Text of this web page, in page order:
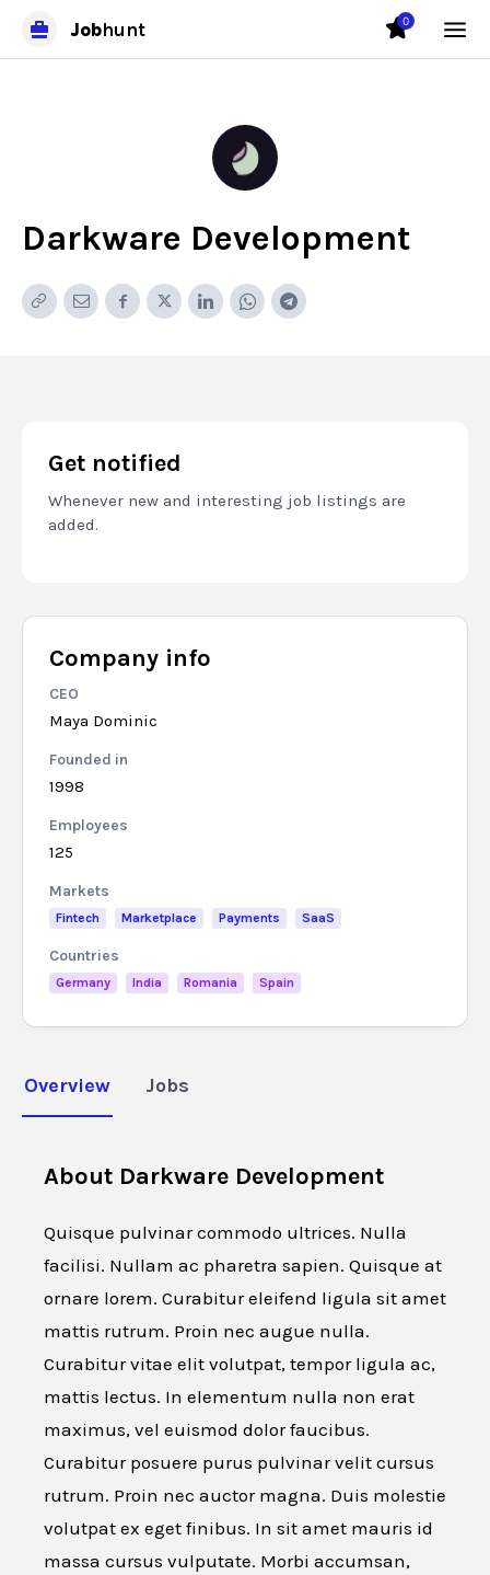
Jobhunt 0
Darkware Development
Overview Jobs
About Darkware Development
Quisque pulvinar commodo ultrices. Nulla
facilisi. Nullam ac pharetra sapien. Quisque at
ornare lorem. Curabitur eleifend ligula sit amet
mattis rutrum. Proin nec augue nulla.
Curabitur vitae elit volutpat, tempor ligula ac,
mattis lectus. In elementum nulla non erat
maximus, vel euismod dolor faucibus.
Curabitur posuere purus pulvinar velit cursus
rutrum. Proin nec auctor magna. Duis molestie
volutpat ex eget finibus. In sit amet mauris id
massa cursus vulputate. Morbi accumsan,
Company info
CEO
Maya Dominic
Founded in
1998
Employees
125
Markets
Fintech Marketplace Payments SaaS
Countries
Germany India Romania Spain
Get notified
Whenever new and interesting job listings are
added.